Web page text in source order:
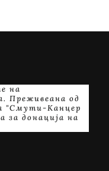
на
Преживеана од
"Смути-Канцер
за донација на